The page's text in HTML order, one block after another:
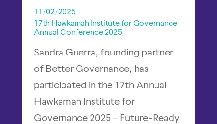
11/02/2025
17th Hawkamah Institute for Governance
Annual Conference 2025
Sandra Guerra, founding partner
of Better Governance, has
participated in the 17th Annual
Hawkamah Institute for
Governance 2025 – Future-Ready